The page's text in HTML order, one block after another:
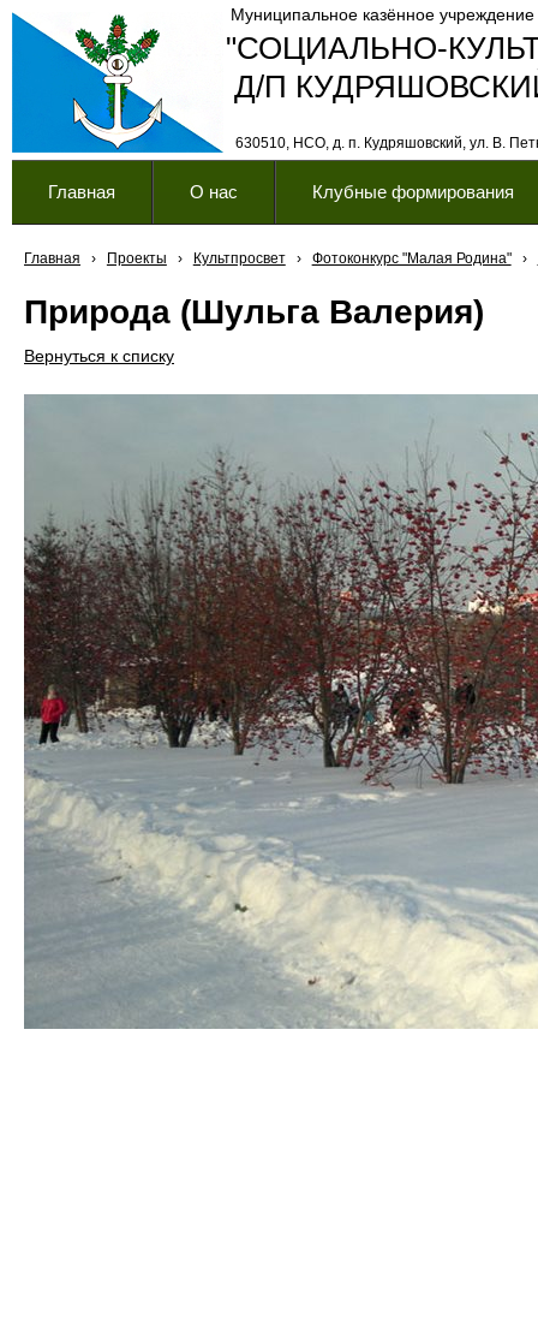
"СОЦИАЛЬНО-
630510, НСО, д. п. Кудряшовский, ул. В.
Муниципальное казённое учреждение
Д/П
Главная О нас Клубные формирования
Главная › Проекты › Культпросвет › Фотоконкурс "Малая Родина" ›
Природа (Шульга Валерия)
Вернуться к списку